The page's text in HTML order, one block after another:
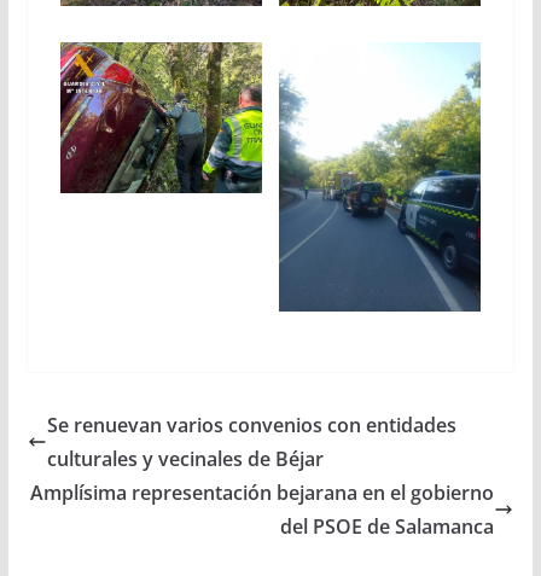
Se renuevan varios convenios con entidades
culturales y vecinales de Béjar
Amplísima representación bejarana en el gobierno
del PSOE de Salamanca